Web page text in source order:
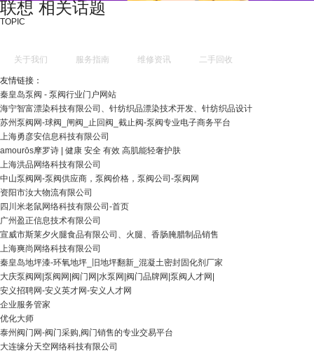
联想 相关话题
TOPIC
关于我们 服务指南 维修资讯 二手回收
友情链接：
秦皇岛泵阀 - 泵阀行业门户网站
海宁智富漂染科技有限公司、针纺织品漂染技术开发、针纺织品设计
苏州泵阀网-球阀_闸阀_止回阀_截止阀-泵阀专业电子商务平台
上海勇彦安信息科技有限公司
amourōs摩罗诗 | 健康 安全 有效 高肌能轻奢护肤
上海洪品网络科技有限公司
中山泵阀网-泵阀供应商，泵阀价格，泵阀公司-泵阀网
资阳市汝大物流有限公司
四川米老鼠网络科技有限公司-首页
广州盈正信息技术有限公司
宣威市斯莱夕火腿食品有限公司、火腿、香肠腌腊制品销售
上海爽尚网络科技有限公司
秦皇岛地坪漆-环氧地坪_旧地坪翻新_混凝土密封固化剂厂家
大庆泵阀网|泵阀网|阀门网|水泵网|阀门品牌网|泵阀人才网|
安义招聘网-安义英才网-安义人才网
企业服务管家
优化大师
泰州阀门网-阀门采购,阀门销售的专业交易平台
大连缘分天空网络科技有限公司